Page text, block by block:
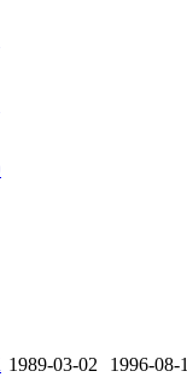
1989-03-02 1996-08-